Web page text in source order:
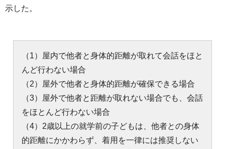
示した。
（1）屋内で他者と身体的距離が取れて会話をほと
んど行わない場合
（2）屋外で他者と身体的距離が確保できる場合
（3）屋外で他者と距離が取れない場合でも、会話
をほとんど行わない場合
（4）2歳以上の就学前の子どもは、他者との身体
的距離にかかわらず、着用を一律には推奨しない